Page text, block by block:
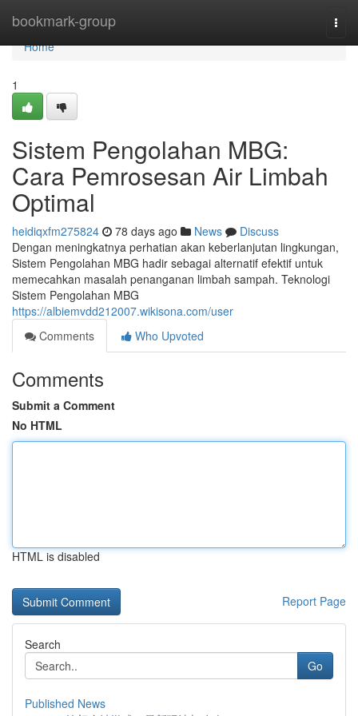
bookmark-group
Home
Home
1
Sistem Pengolahan MBG:
Cara Pemrosesan Air Limbah
Optimal
heidiqxfm275824 78 days ago News
Discuss
Dengan meningkatnya perhatian akan keberlanjutan lingkungan,
Sistem Pengolahan MBG hadir sebagai alternatif efektif untuk
memecahkan masalah penanganan limbah sampah. Teknologi
Sistem Pengolahan MBG
https://albiemvdd212007.wikisona.com/user
Comments
Who Upvoted
Comments
Submit a Comment
No HTML
HTML is disabled
Report Page
Search
Go
Published News